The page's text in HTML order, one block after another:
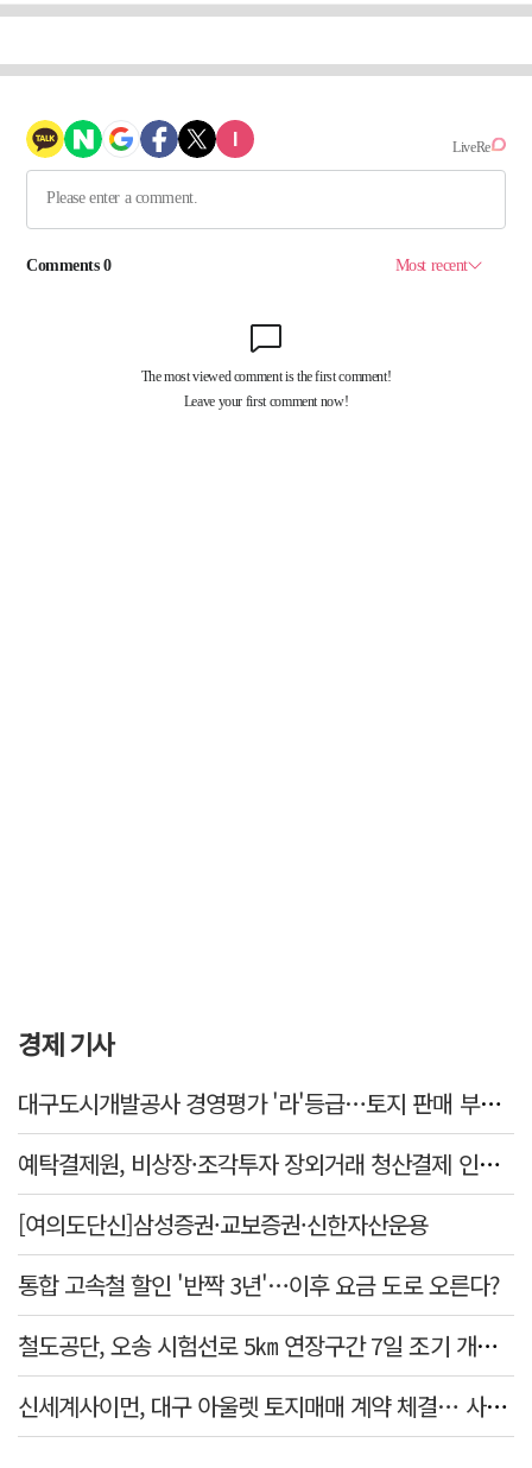
경제 기사
대구도시개발공사 경영평가 '라'등급…토지 판매 부진에 1년 만에 두 단계 '뚝'
예탁결제원, 비상장·조각투자 장외거래 청산결제 인프라 구축 착수…연내 가동
[여의도단신]삼성증권·교보증권·신한자산운용
통합 고속철 할인 '반짝 3년'…이후 요금 도로 오른다?
철도공단, 오송 시험선로 5㎞ 연장구간 7일 조기 개통…LA 메트로 사업 지원
신세계사이먼, 대구 아울렛 토지매매 계약 체결… 사업 본궤도